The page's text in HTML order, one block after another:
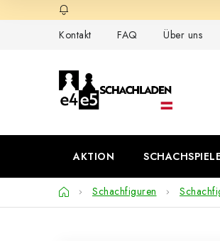
Inhalt
Kontakt
FAQ Über uns
AKTION SCHACHSPIELE
StartseiteSchachfiguren